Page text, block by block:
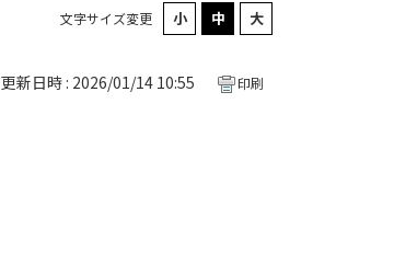
文字サイズ変更
更新日時 : 2026/01/14 10:55 印刷